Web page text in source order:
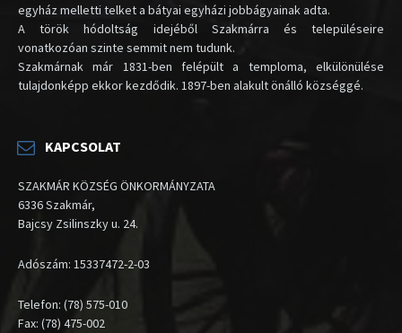
egyház melletti telket a bátyai egyházi jobbágyainak adta.
A török hódoltság idejéből Szakmárra és településeire
vonatkozóan szinte semmit nem tudunk.
Szakmárnak már 1831-ben felépült a temploma, elkülönülése
tulajdonképp ekkor kezdődik. 1897-ben alakult önálló községgé.
KAPCSOLAT
SZAKMÁR KÖZSÉG ÖNKORMÁNYZATA
6336 Szakmár,
Bajcsy Zsilinszky u. 24.
Adószám: 15337472-2-03
Telefon: (78) 575-010
Fax: (78) 475-002